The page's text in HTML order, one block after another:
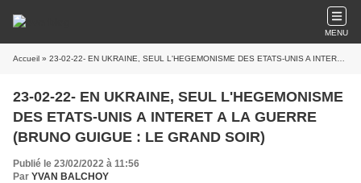
MENU
Accueil » 23-02-22- EN UKRAINE, SEUL L'HEGEMONISME DES ETATS-UNIS A INTERET A LA GUERRE (BRUNO GUIGUE : LE GRAND SOIR)
23-02-22- EN UKRAINE, SEUL L'HEGEMONISME
DES ETATS-UNIS A INTERET A LA GUERRE
(BRUNO GUIGUE : LE GRAND SOIR)
Publié le 23/02/2022 à 11:56
Par YVAN BALCHOY